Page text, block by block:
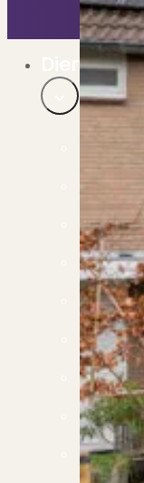
Bekijk ons
De
Diensten
Verkoop
Aankoop
Samen
Taxatie
Voldoe
Stille
Verkoop
Vraagt
Verhuur
Verhuur
Wil jij
Alle
Bekijk het